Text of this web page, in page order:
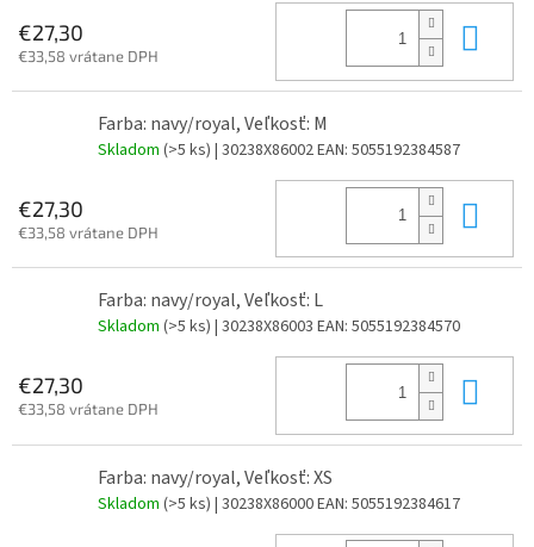
€27,30
€33,58 vrátane DPH
Farba: navy/royal, Veľkosť: M
Skladom (>5 ks) | 30238X86002EAN: 5055192384587
€27,30
€33,58 vrátane DPH
Farba: navy/royal, Veľkosť: L
Skladom (>5 ks) | 30238X86003 EAN: 5055192384570
€27,30
€33,58 vrátane DPH
Farba: navy/royal, Veľkosť: XS
Skladom (>5 ks) | 30238X86000EAN: 5055192384617